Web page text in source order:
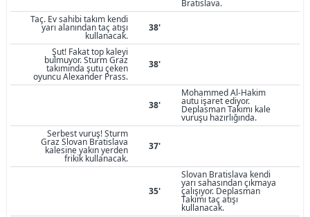
Bratislava.
Taç. Ev sahibi takım kendi
yarı alanından taç atışı
kullanacak.
38'
Şut! Fakat top kaleyi
bulmuyor. Sturm Graz
takımında şutu çeken
oyuncu Alexander Prass.
38'
38'
Mohammed Al-Hakim
autu işaret ediyor.
Deplasman Takımı kale
vuruşu hazırlığında.
Serbest vuruş! Sturm
Graz Slovan Bratislava
kalesine yakın yerden
frikik kullanacak.
37'
35'
Slovan Bratislava kendi
yarı sahasından çıkmaya
çalışıyor. Deplasman
Takımı taç atışı
kullanacak.